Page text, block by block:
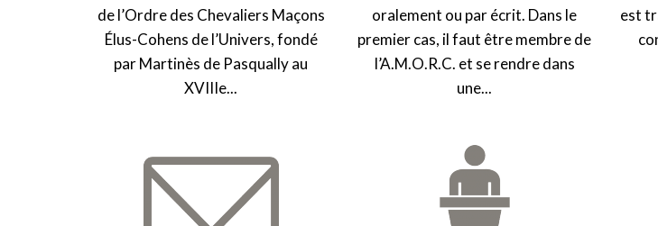
de l’Ordre des Chevaliers Maçons
Élus-Cohens de l’Univers, fondé
par Martinès de Pasqually au
XVIIIe...
oralement ou par écrit. Dans le
premier cas, il faut être membre de
l’A.M.O.R.C. et se rendre dans
une...
est